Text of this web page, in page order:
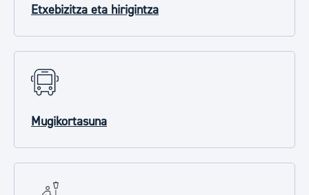
Etxebizitza eta hirigintza
Mugikortasuna